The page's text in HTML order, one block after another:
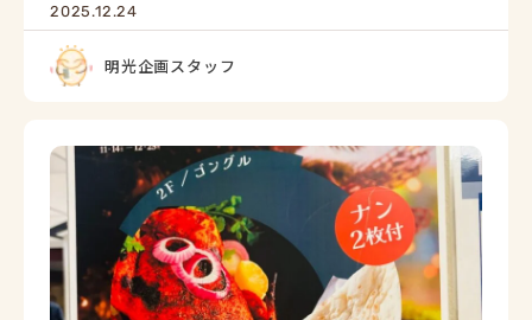
2025.12.24
明光企画スタッフ